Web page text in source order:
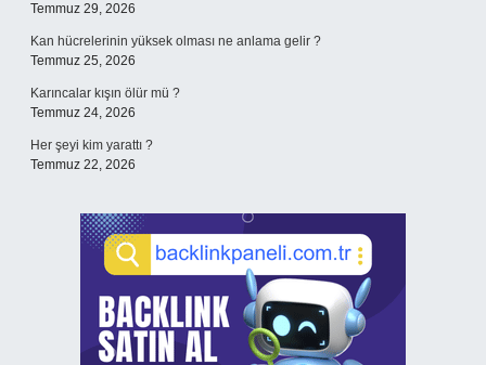
Temmuz 29, 2026
Kan hücrelerinin yüksek olması ne anlama gelir ?
Temmuz 25, 2026
Karıncalar kışın ölür mü ?
Temmuz 24, 2026
Her şeyi kim yarattı ?
Temmuz 22, 2026